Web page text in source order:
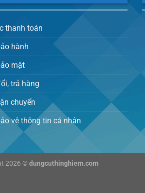
thanh toán
hành
mật
trả hàng
chuyển
vệ thông tin cá nhân
2026 © dungcuthinghiem.com